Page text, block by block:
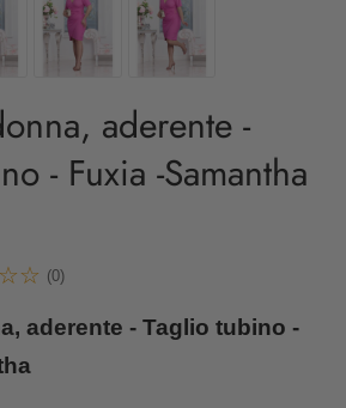
aderente -
- Fuxia -Samantha
(0)
aderente - Taglio tubino -